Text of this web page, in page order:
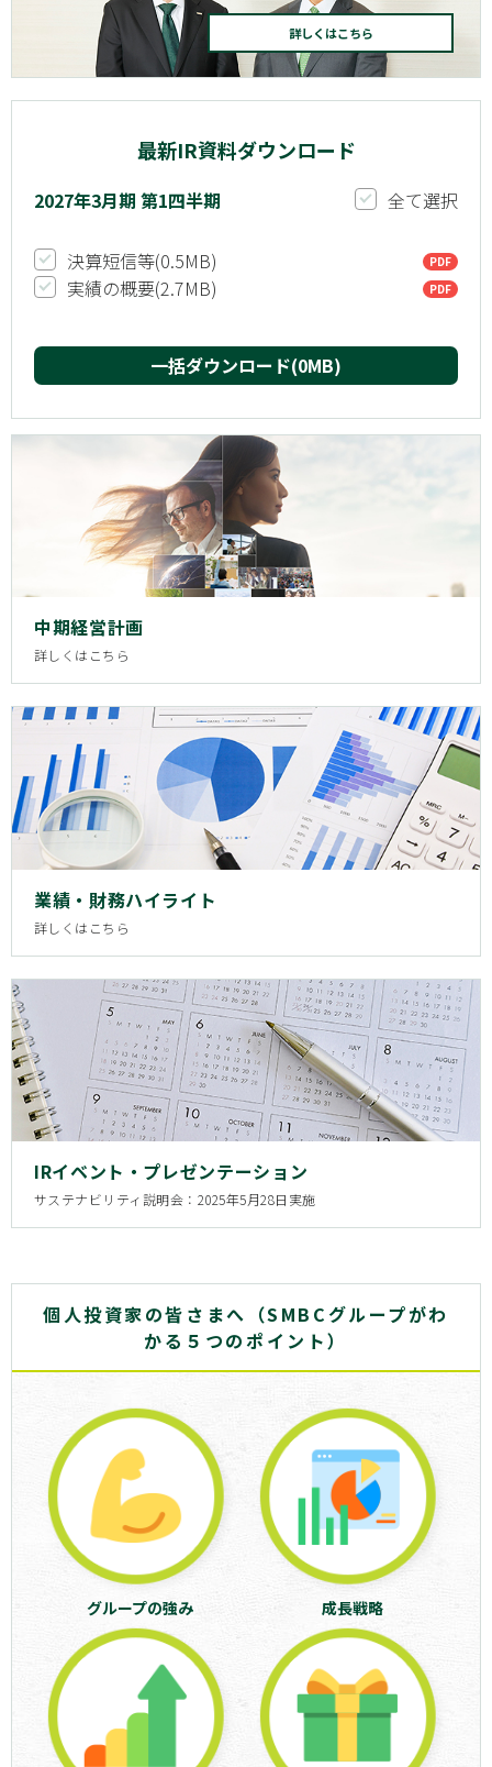
詳しくはこちら
最新IR資料ダウンロード
2027年3月期 第1四半期 全て選択
決算短信等(0.5MB)
実績の概要(2.7MB)
一括ダウンロード(0MB)
中期経営計画
詳しくはこちら
業績・財務ハイライト
詳しくはこちら
IRイベント・プレゼンテーション
サステナビリティ説明会：2025年5月28日実施
個人投資家の皆さまへ（SMBCグループがわ
かる５つのポイント）
グループの強み 成長戦略